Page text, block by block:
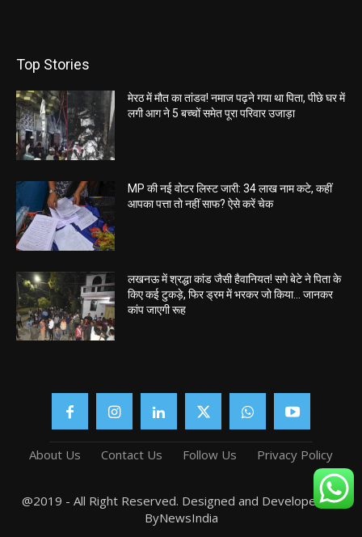
Top Stories
मेरठ में मौत का तांडव! नमाज पढ़ने गया था पिता, पीछे घर में
लगी आग ने 5 बच्चों समेत पूरा परिवार उजाड़ा
MP की नई वोटर लिस्ट जारी: 34 लाख नाम कटे, कहीं
आपका पत्ता तो नहीं साफ? ऐसे करें चेक
लखनऊ में श्रद्धा कांड जैसी हैवानियत! सगे बेटे ने पिता के
किए कई टुकड़े, फिर ड्रम में भरकर जो किया… जानकर
कांप जाएगी रूह
About Us Contact Us Follow Us Privacy Policy
@2019 - All Right Reserved. Designed and Developed by
ByNewsIndia